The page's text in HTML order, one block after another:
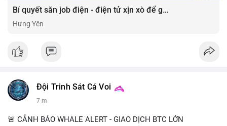
Bí quyết săn job điện - điện tử xịn xò để gia tăng thu nhập ⚡
Hưng Yên
Đội Trinh Sát Cá Voi
7 m
🚨 CẢNH BÁO WHALE ALERT - GIAO DỊCH BTC LỚN